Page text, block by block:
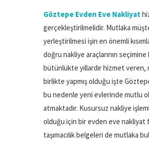
Göztepe Evden Eve Nakliyat
gerçekleştirilmelidir. Mutlaka
yerleştirilmesi işin en önemli
doğru nakliye araçlarının
bütünlükte yıllardır hizmet
birlikte yapmış olduğu işte
bu nedenle yeni evlerinde mutlu
atmaktadır. Kusursuz nakliye
olduğu için bir evden eve nakliyat
taşımacılık belgeleri de mutlaka